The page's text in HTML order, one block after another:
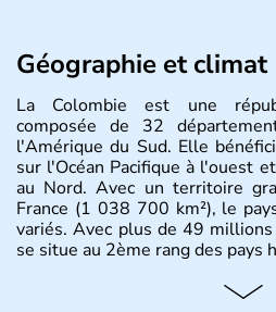
Géographie et climat
La Colombie est une
composée de 32
l'Amérique du Sud. Elle
sur l'Océan Pacifique à l'ouest
au Nord. Avec un territoire
France (1 038 700 km²), le
variés. Avec plus de 49
se situe au 2ème rang des pays
Histoire et